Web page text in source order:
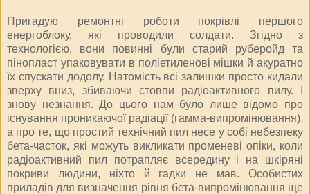
Пригадую ремонтні роботи покрівлі першого
енергоблоку, які проводили солдати. Згідно з
технологією, вони повинні були старий руберойд та
пінопласт упаковувати в поліетиленові мішки й акуратно
їх спускати додолу. Натомість всі залишки просто кидали
зверху вниз, збиваючи стовпи радіоактивного пилу. І
знову незнання. До цього нам було лише відомо про
існування проникаючої радіації (гамма-випромінювання),
а про те, що простий технічний пил несе у собі небезпеку
бета-часток, які можуть викликати променеві опіки, коли
радіоактивний пил потрапляє всередину і на шкіряні
покриви людини, ніхто й гадки не мав. Особистих
приладів для визначення рівня бета-випромінювання ще